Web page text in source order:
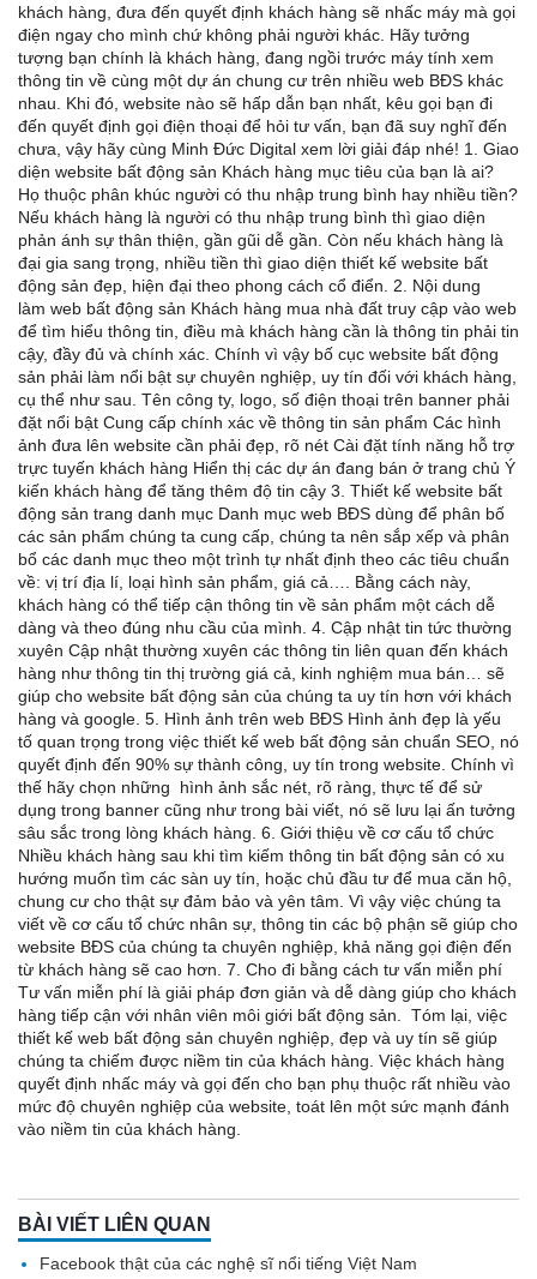
khách hàng, đưa đến quyết định khách hàng sẽ nhấc máy mà gọi
điện ngay cho mình chứ không phải người khác. Hãy tưởng
tượng bạn chính là khách hàng, đang ngồi trước máy tính xem
thông tin về cùng một dự án chung cư trên nhiều web BĐS khác
nhau. Khi đó, website nào sẽ hấp dẫn bạn nhất, kêu gọi bạn đi
đến quyết định gọi điện thoại để hỏi tư vấn, bạn đã suy nghĩ đến
chưa, vậy hãy cùng Minh Đức Digital xem lời giải đáp nhé! 1. Giao
diện website bất động sản Khách hàng mục tiêu của bạn là ai?
Họ thuộc phân khúc người có thu nhập trung bình hay nhiều tiền?
Nếu khách hàng là người có thu nhập trung bình thì giao diện
phản ánh sự thân thiện, gần gũi dễ gần. Còn nếu khách hàng là
đại gia sang trọng, nhiều tiền thì giao diện thiết kế website bất
động sản đẹp, hiện đại theo phong cách cổ điển. 2. Nội dung
làm web bất động sản Khách hàng mua nhà đất truy cập vào web
để tìm hiểu thông tin, điều mà khách hàng cần là thông tin phải tin
cậy, đầy đủ và chính xác. Chính vì vậy bố cục website bất động
sản phải làm nổi bật sự chuyên nghiệp, uy tín đối với khách hàng,
cụ thể như sau. Tên công ty, logo, số điện thoại trên banner phải
đặt nổi bật Cung cấp chính xác về thông tin sản phẩm Các hình
ảnh đưa lên website cần phải đẹp, rõ nét Cài đặt tính năng hỗ trợ
trực tuyến khách hàng Hiển thị các dự án đang bán ở trang chủ Ý
kiến khách hàng để tăng thêm độ tin cậy 3. Thiết kế website bất
động sản trang danh mục Danh mục web BĐS dùng để phân bố
các sản phẩm chúng ta cung cấp, chúng ta nên sắp xếp và phân
bổ các danh mục theo một trình tự nhất định theo các tiêu chuẩn
về: vị trí địa lí, loại hình sản phẩm, giá cả…. Bằng cách này,
khách hàng có thể tiếp cận thông tin về sản phẩm một cách dễ
dàng và theo đúng nhu cầu của mình. 4. Cập nhật tin tức thường
xuyên Cập nhật thường xuyên các thông tin liên quan đến khách
hàng như thông tin thị trường giá cả, kinh nghiệm mua bán… sẽ
giúp cho website bất động sản của chúng ta uy tín hơn với khách
hàng và google. 5. Hình ảnh trên web BĐS Hình ảnh đẹp là yếu
tố quan trọng trong việc thiết kế web bất động sản chuẩn SEO, nó
quyết định đến 90% sự thành công, uy tín trong website. Chính vì
thế hãy chọn những hình ảnh sắc nét, rõ ràng, thực tế để sử
dụng trong banner cũng như trong bài viết, nó sẽ lưu lại ấn tưởng
sâu sắc trong lòng khách hàng. 6. Giới thiệu về cơ cấu tổ chức
Nhiều khách hàng sau khi tìm kiếm thông tin bất động sản có xu
hướng muốn tìm các sàn uy tín, hoặc chủ đầu tư để mua căn hộ,
chung cư cho thật sự đảm bảo và yên tâm. Vì vậy việc chúng ta
viết về cơ cấu tổ chức nhân sự, thông tin các bộ phận sẽ giúp cho
website BĐS của chúng ta chuyên nghiệp, khả năng gọi điện đến
từ khách hàng sẽ cao hơn. 7. Cho đi bằng cách tư vấn miễn phí
Tư vấn miễn phí là giải pháp đơn giản và dễ dàng giúp cho khách
hàng tiếp cận với nhân viên môi giới bất động sản. Tóm lại, việc
thiết kế web bất động sản chuyên nghiệp, đẹp và uy tín sẽ giúp
chúng ta chiếm được niềm tin của khách hàng. Việc khách hàng
quyết định nhấc máy và gọi đến cho bạn phụ thuộc rất nhiều vào
mức độ chuyên nghiệp của website, toát lên một sức mạnh đánh
vào niềm tin của khách hàng.
BÀI VIẾT LIÊN QUAN
Facebook thật của các nghệ sĩ nổi tiếng Việt Nam